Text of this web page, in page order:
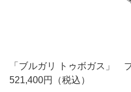
「ブルガリ トゥボガス」
521,400円（税込）